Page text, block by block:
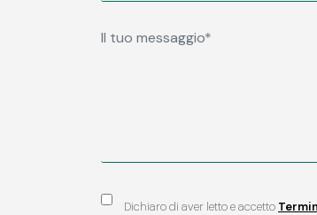
Dichiaro di aver letto e accetto